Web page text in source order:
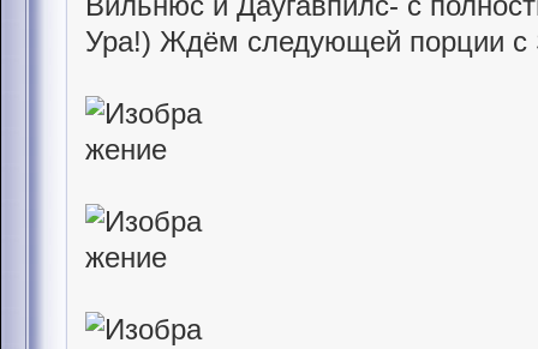
Ура!) Ждём следующей порции с